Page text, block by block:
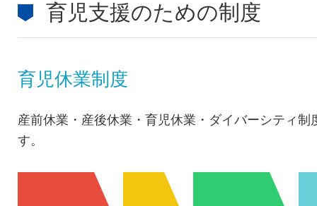
育児支援のための制度
育児休業制度
産前休業・産後休業・育児休業・ダイバーシティ
す。